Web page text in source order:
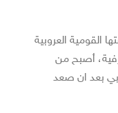
القومية العروبية
أصبح من
بعد ان صعد